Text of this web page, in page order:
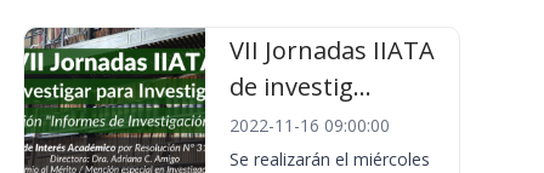
VII Jornadas IIATA
de investig...
2022-11-16 09:00:00
Se realizarán el miércoles